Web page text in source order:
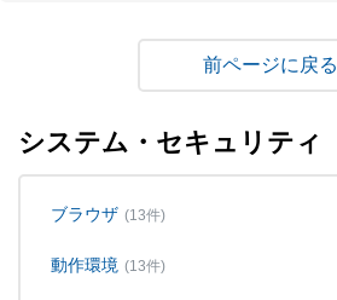
戻る
システム・セキュリティ
ブラウザ (13件)
動作環境 (13件)